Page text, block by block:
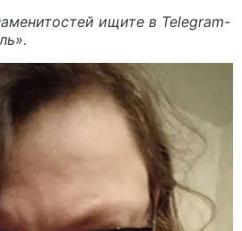
ищите в Telegram-
».